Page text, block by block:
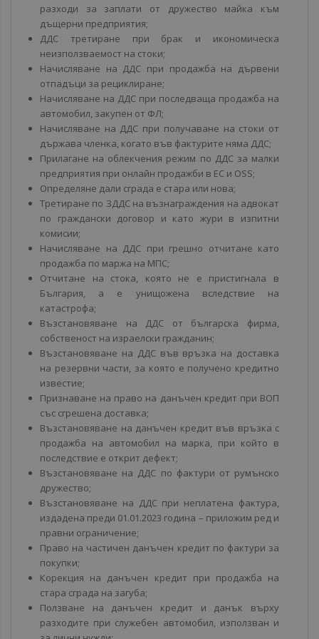
разходи за заплати от дружество майка към
дъщерни предприятия;
ДДС третиране при брак и икономическа
неизползваемост на стоки;
Начисляване на ДДС при продажба на дървени
отпадъци за рециклиране;
Начисляване на ДДС при последваща продажба на
автомобил, закупен от ФЛ;
Начисляване на ДДС при получаване на стоки от
държава членка, когато във фактурите няма ДДС;
Прилагане на облекчения режим по ДДС за малки
предприятия при онлайн продажби в ЕС и OSS;
Определяне дали сграда е стара или нова;
Третиране по ЗДДС на възнаграждения на адвокат
по граждански договор и като жури в изпитни
комисии;
Начисляване на ДДС при грешно отчитане като
продажба по маржа на МПС;
Отчитане на стока, която не е пристигнала в
България, а е унищожена вследствие на
катастрофа;
Възстановяване на ДДС от българска фирма,
собственост на израелски гражданин;
Възстановяване на ДДС във връзка на доставка
на резервни части, за която е получено кредитно
известие;
Признаване на право на данъчен кредит при ВОП
със сгрешена доставка;
Възстановяване на данъчен кредит във връзка с
продажба на автомобил на марка, при който в
последствие е открит дефект;
Възстановяване на ДДС по фактури от румънско
дружество;
Възстановяване на ДДС при неплатена фактура,
издадена преди 01.01.2023 година – приложим ред и
правни ограничение;
Право на частичен данъчен кредит по фактури за
покупки;
Корекция на данъчен кредит при продажба на
стара сграда на загуба;
Ползване на данъчен кредит и данък върху
разходите при служебен автомобил, използван и